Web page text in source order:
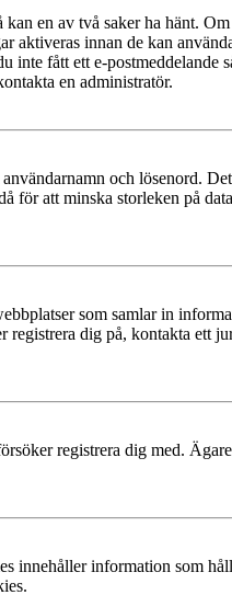
en av två saker ha hänt.
innan de kan
fått ett e-postmeddelande
en administratör.
och lösenord.
för att minska storleken på
som samlar in
dig på, kontakta
registrera dig med.
innehåller information som